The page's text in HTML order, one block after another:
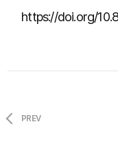
https://doi.org/
PREV